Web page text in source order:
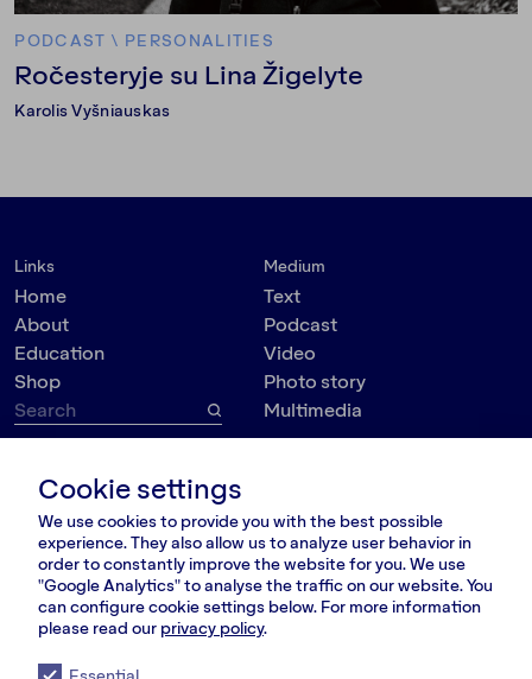
PODCAST \ PERSONALITIES
Ročesteryje su Lina Žigelyte
Karolis Vyšniauskas
Links
Home
About
Education
Shop
Medium
Text
Podcast
Video
Photo story
Multimedia
Society
Politics
Culture
Psychology
Personalities
Kauno g. 5-12
Vilnius 03215, Lithuania
nara@nara.lt
FOLLOW US
Cookie settings
We use cookies to provide you with the best possible
experience. They also allow us to analyze user behavior in
order to constantly improve the website for you. We use
"Google Analytics" to analyse the traffic on our website. You
can configure cookie settings below. For more information
please read our privacy policy.
Essential